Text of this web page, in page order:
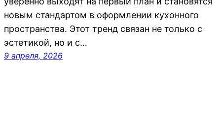
новым стандартом в оформлении кухонного
пространства. Этот тренд связан не только с
эстетикой, но и с…
9 апреля, 2026